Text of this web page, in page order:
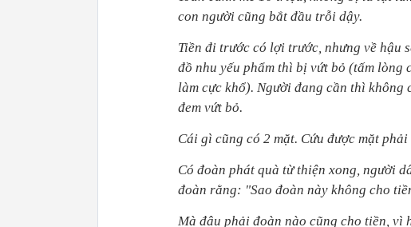
con người cũng bắt đầu trỗi dậy.
Tiền đi trước có lợi trước, nhưng về hậu
đồ nhu yếu phẩm thì bị vứt bỏ (tấm lòng
làm cực khổ). Người đang cần thì
đem vứt bỏ.
Cái gì cũng có 2 mặt. Cứu được mặt
Có đoàn phát quà từ thiện xong, người
đoàn rằng: "Sao đoàn này không cho
Mà đâu phải đoàn nào cũng cho tiền, vì